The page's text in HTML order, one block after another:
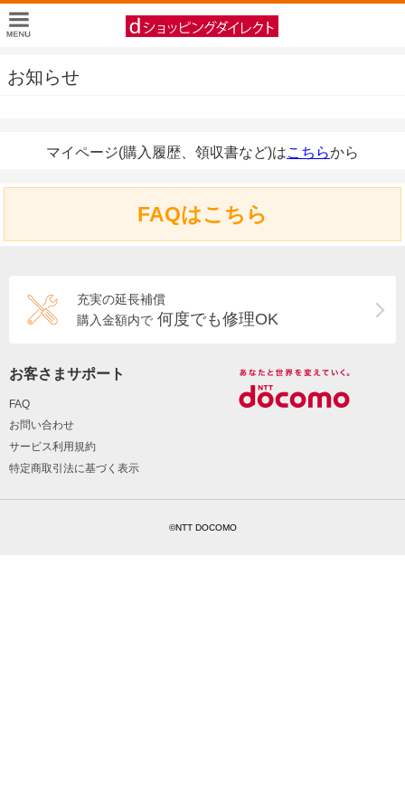
お知らせ
マイページ(購入履歴、領収書など)はこちらから
FAQはこちら
充実の延長補償
購入金額内で 何度でも修理OK
お客さまサポート
FAQ
お問い合わせ
サービス利用規約
特定商取引法に基づく表示
©NTT DOCOMO